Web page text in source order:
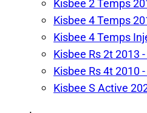
Kisbee 2 Temps
Kisbee 4 Temps
Kisbee 4 Temps
Kisbee Rs 2t2013
Kisbee Rs 4t2010
Kisbee S Active